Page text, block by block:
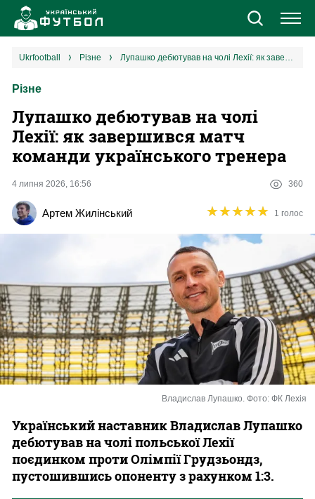
Новини
Єврокубки
УПЛ
Різне
Букмекери
Казино
ukrfootball різне Лупашко дебютував на чолі Лехії: як завершився матч команди українського тренера
Різне
Лупашко дебютував на чолі
Лехії: як завершився матч
команди українського тренера
4 липня 2026, 16:56 360
Артем Жилінський ★★★★★
★★★★★ 1 голос
Владислав Лупашко. Фото: ФК Лехія
Український наставник Владислав Лупашко
дебютував на чолі польської Лехії
поєдинком проти Олімпії Грудзьондз,
пустошившись опоненту з рахунком 1:3.